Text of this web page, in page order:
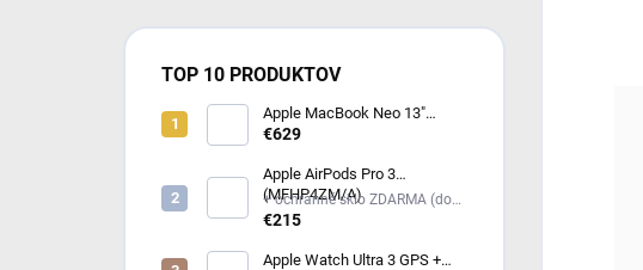
TOP 10 PRODUKTOV
Apple MacBook Neo 13"
(2026) Indigo MHFF4SL/A
€629
Apple AirPods Pro 3
(MFHP4ZM/A)
+ ochranné sklo ZDARMA (do
poznámky mi napíš model
€215
Apple Watch Ultra 3 GPS +